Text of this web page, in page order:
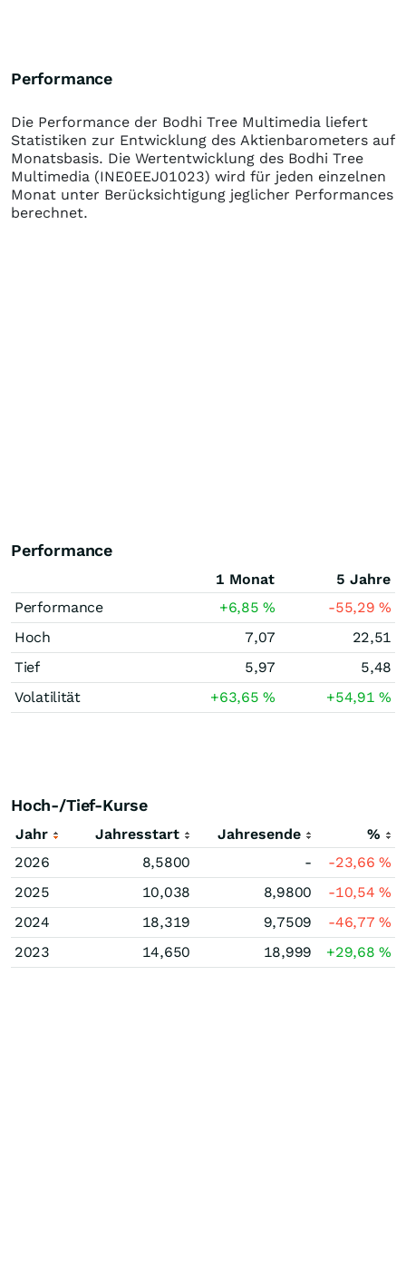
Performance
Die Performance der Bodhi Tree Multimedia liefert
Statistiken zur Entwicklung des Aktienbarometers auf
Monatsbasis. Die Wertentwicklung des Bodhi Tree
Multimedia (INE0EEJ01023) wird für jeden einzelnen
Monat unter Berücksichtigung jeglicher Performances
berechnet.
Performance
1 Monat
5 Jahre
Performance
+6,85% -55,29%
Hoch
7,07
22,51
Tief
5,97
5,48
Volatilität
+63,65% +54,91%
Hoch-/Tief-Kurse
Jahr Jahresstart Jahresende
%
2026
8,5800 - -23,66%
2025
10,038 8,9800 -10,54%
2024
18,319 9,7509 -46,77%
2023
14,650 18,999 +29,68%